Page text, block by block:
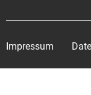
Impressum